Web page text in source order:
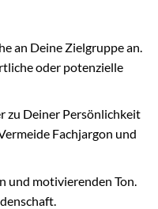
an Deine Zielgruppe an.
oder potenzielle
zu Deiner Persönlichkeit
Fachjargon und
und motivierenden Ton.